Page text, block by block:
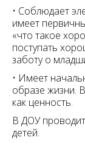
• Соблюдает
имеет
«что такое
поступать
заботу о
• Имеет
образе жизни.
как ценность.
В ДОУ
детей.